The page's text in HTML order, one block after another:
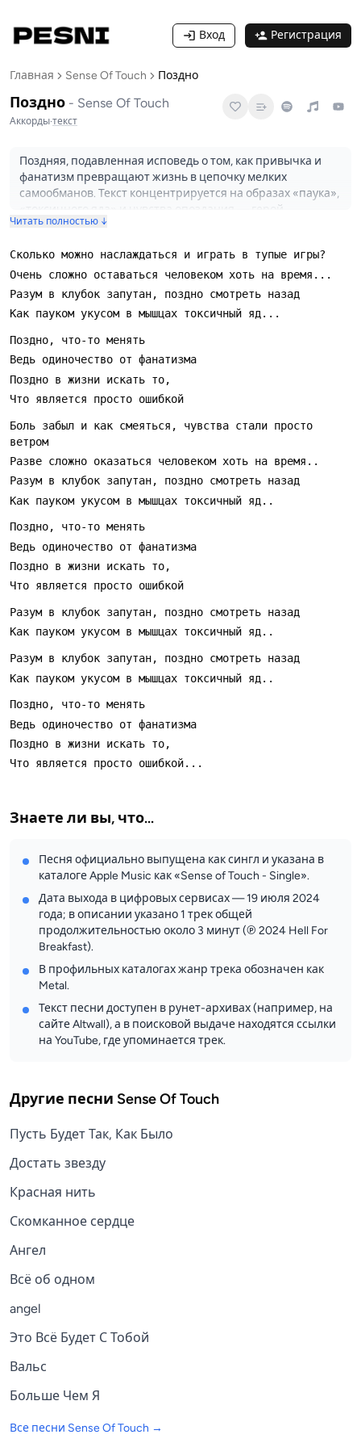
Вход Регистрация
Главная Sense Of Touch Поздно
Поздно - Sense Of Touch
Аккорды·текст
Поздняя, подавленная исповедь о том, как привычка и
фанатизм превращают жизнь в цепочку мелких
самообманов. Текст концентрируется на образах «паука»,
«токсичного яда» и чувства опоздания — герой
понимает, что менять что-то уже поздно, и одиночество
Музыкально трек подан в тяжелой манере, что видно и по
классификации на стриминговых сервисах: песня звучит
как сжатый металлический номер с акцентом на ритм и
вокальную экспрессию. Слушать уместно в моменты,
когда нужно выплеснуть раздражение или прогнать
нараставшую усталость — песня скорее держит в
эмоциональном напряжении, чем утешает.
Запомнится тем, кто ценит лирические фронтальные
тексты и плотный гитарный саунд: сочетание
выдержанного ритма и агрессивных образов создаёт
ощущение, что повествование идёт на пределе. На
концерте трек будет работать как стоп-кран настроения
— момент для плотного взаимодействия с публикой и
громкого отклика. Для домашнего прослушивания
подойдёт в те ночи, когда хочется разобрать свои ошибки
только концентрация на ощущениях и аккуратный, но
яркий музыкальный фон.
Читать полностью ↓
Боль забыл и как смеяться, чувства стали просто
Знаете ли вы, что...
Песня официально выпущена как сингл и указана в
каталоге Apple Music как «Sense of Touch - Single».
Дата выхода в цифровых сервисах — 19 июля 2024
года; в описании указано 1 трек общей
продолжительностью около 3 минут (℗ 2024 Hell For
Breakfast).
В профильных каталогах жанр трека обозначен как
Metal.
Текст песни доступен в рунет-архивах (например, на
сайте Altwall), а в поисковой выдаче находятся ссылки
на YouTube, где упоминается трек.
Другие песни Sense Of Touch
Пусть Будет Так, Как Было
Достать звезду
Красная нить
Скомканное сердце
Ангел
Всё об одном
angel
Это Всё Будет С Тобой
Вальс
Больше Чем Я
Все песни Sense Of Touch →